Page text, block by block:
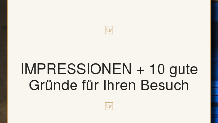
IMPRESSIONEN + 10 gute
Gründe für Ihren Besuch